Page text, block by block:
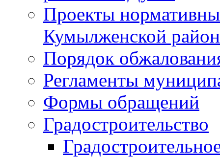
Проекты
Кумылженской
Порядок
Регламенты
Формы обращений
Градостроительство